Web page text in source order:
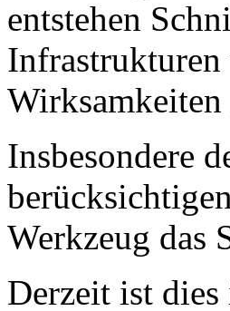
entstehen
Insbesondere
Werkzeug das
Derzeit ist